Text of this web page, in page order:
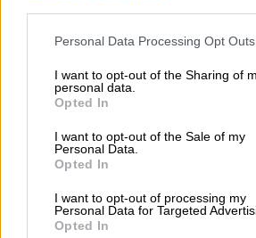
Please note that this website/app uses
not limited to your visit or usage
grant or deny consent to Google and its
use your data for below specified
consent section.
Personal Data Processing Opt Outs
I want to opt-out of the Sharing of
personal data.
Opted In
I want to opt-out of the Sale of my
Personal Data.
Opted In
I want to opt-out of processing my
Personal Data for Targeted
Opted In
Συνταγές|11.07.2022 08:20